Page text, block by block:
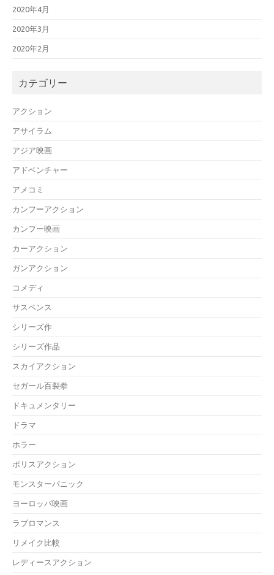
2020年4月
2020年3月
2020年2月
カテゴリー
アクション
アサイラム
アジア映画
アドベンチャー
アメコミ
カンフーアクション
カンフー映画
カーアクション
ガンアクション
コメディ
サスペンス
シリーズ作
シリーズ作品
スカイアクション
セガール百裂拳
ドキュメンタリー
ドラマ
ホラー
ポリスアクション
モンスターパニック
ヨーロッパ映画
ラブロマンス
リメイク比較
レディースアクション